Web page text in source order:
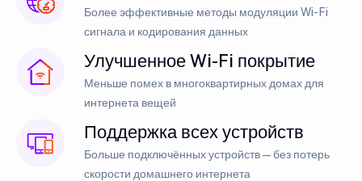
Более эффективные методы модуляции Wi-Fi
сигнала и кодирования данных
Улучшенное Wi-Fi покрытие
Меньше помех в многоквартирных домах для
интернета вещей
Поддержка всех устройств
Больше подключённых устройств — без потерь
скорости домашнего интернета